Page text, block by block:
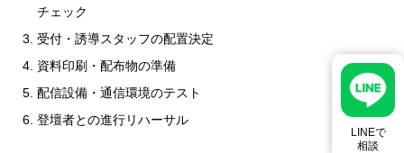
チェック
受付・誘導スタッフの配置決定
資料印刷・配布物の準備
配信設備・通信環境のテスト
登壇者との進行リハーサル
LINEで
相談